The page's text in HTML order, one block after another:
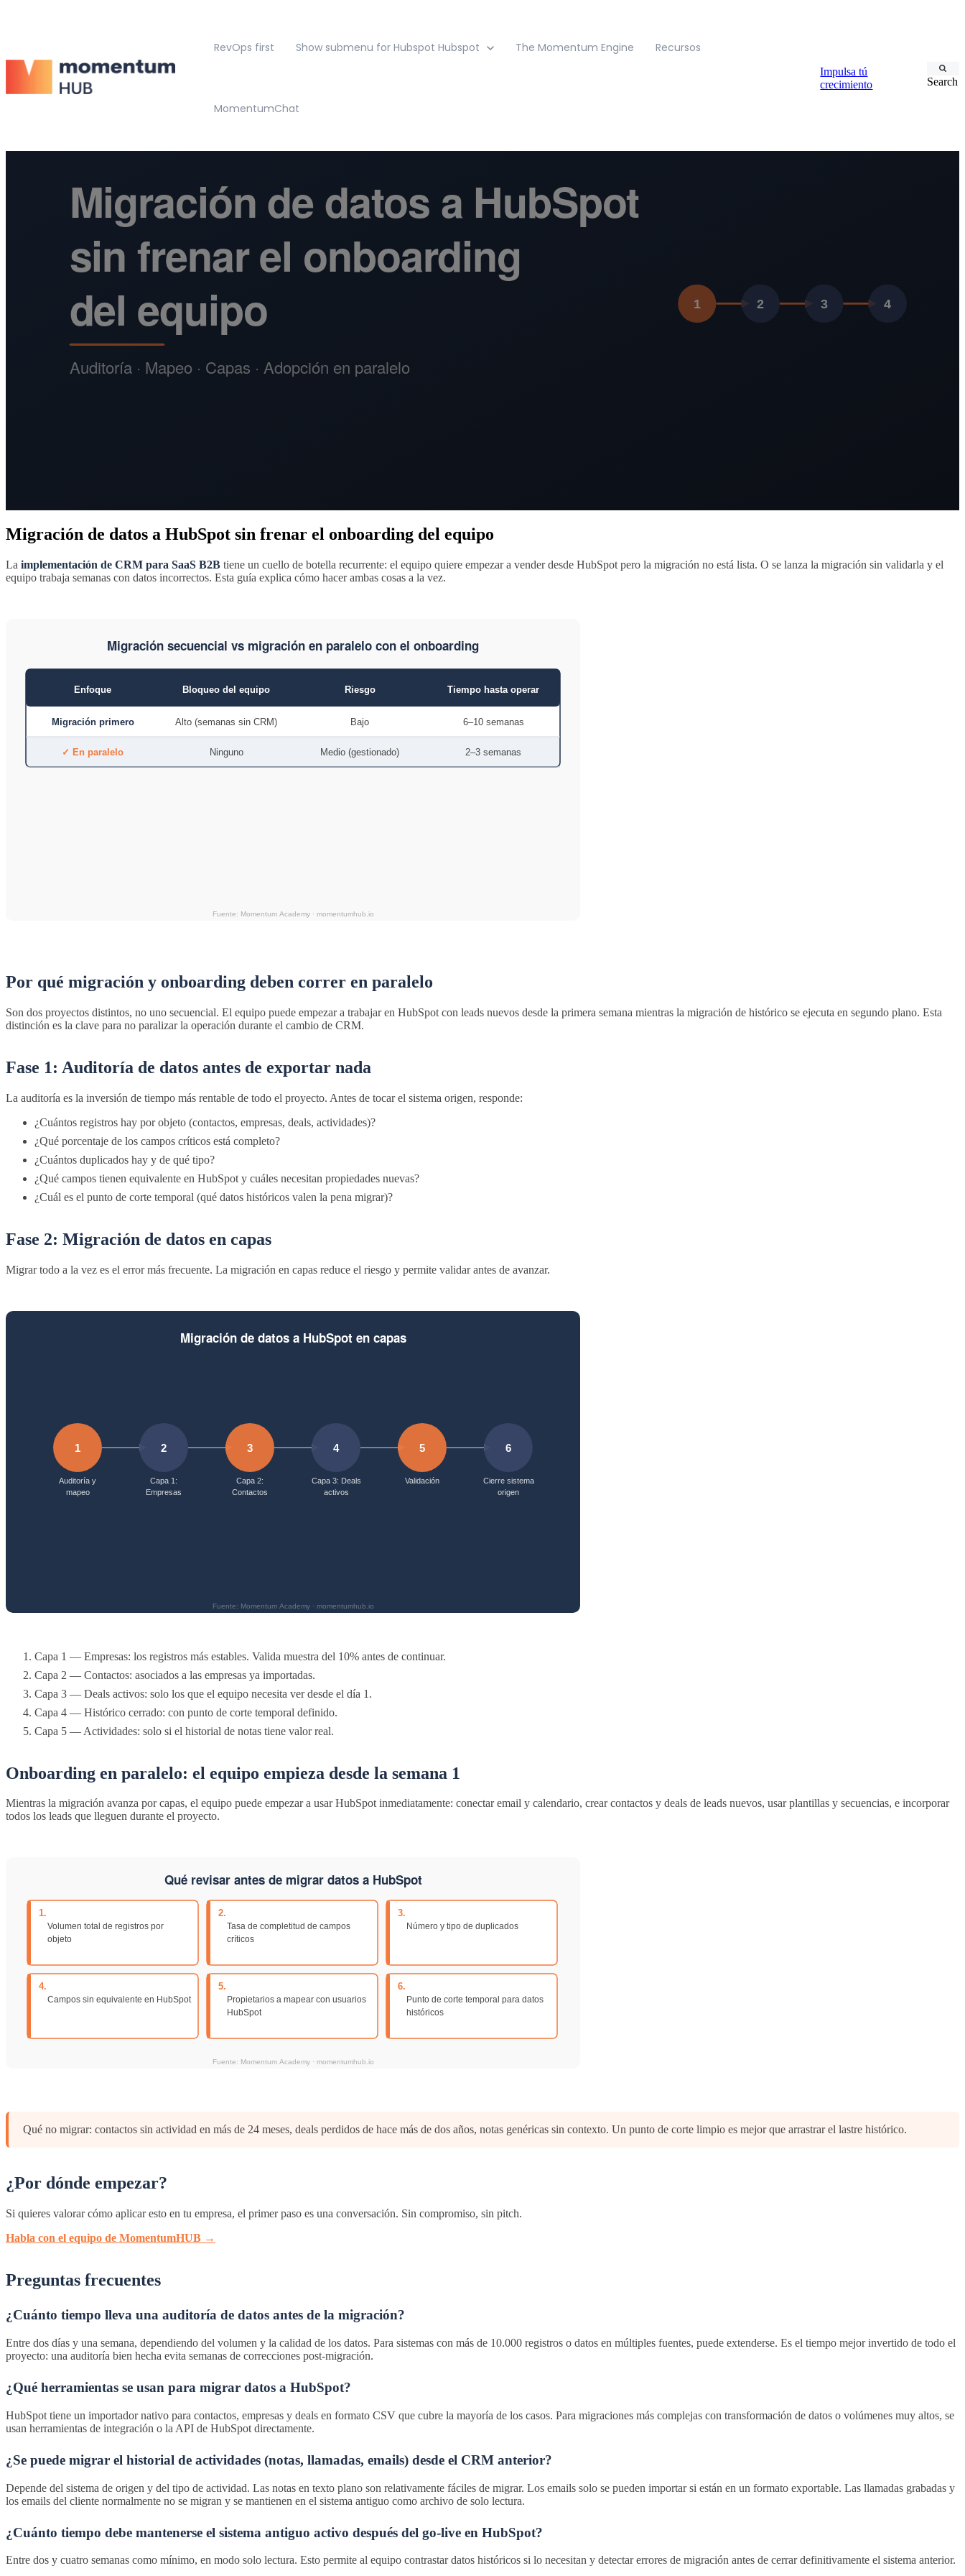
RevOps first Show submenu for Hubspot Hubspot The Momentum Engine Recursos
MomentumChat
Impulsa tú
crecimiento
Search
Migración de datos a HubSpot sin frenar el onboarding del equipo
La implementación de CRM para SaaS B2B tiene un cuello de botella recurrente: el equipo quiere empezar a vender desde HubSpot pero la migración no está lista. O se lanza la migración sin validarla y el
equipo trabaja semanas con datos incorrectos. Esta guía explica cómo hacer ambas cosas a la vez.
Por qué migración y onboarding deben correr en paralelo
Son dos proyectos distintos, no uno secuencial. El equipo puede empezar a trabajar en HubSpot con leads nuevos desde la primera semana mientras la migración de histórico se ejecuta en segundo plano. Esta
distinción es la clave para no paralizar la operación durante el cambio de CRM.
Fase 1: Auditoría de datos antes de exportar nada
La auditoría es la inversión de tiempo más rentable de todo el proyecto. Antes de tocar el sistema origen, responde:
¿Cuántos registros hay por objeto (contactos, empresas, deals, actividades)?
¿Qué porcentaje de los campos críticos está completo?
¿Cuántos duplicados hay y de qué tipo?
¿Qué campos tienen equivalente en HubSpot y cuáles necesitan propiedades nuevas?
¿Cuál es el punto de corte temporal (qué datos históricos valen la pena migrar)?
Fase 2: Migración de datos en capas
Migrar todo a la vez es el error más frecuente. La migración en capas reduce el riesgo y permite validar antes de avanzar.
Capa 1 — Empresas: los registros más estables. Valida muestra del 10% antes de continuar.
Capa 2 — Contactos: asociados a las empresas ya importadas.
Capa 3 — Deals activos: solo los que el equipo necesita ver desde el día 1.
Capa 4 — Histórico cerrado: con punto de corte temporal definido.
Capa 5 — Actividades: solo si el historial de notas tiene valor real.
Onboarding en paralelo: el equipo empieza desde la semana 1
Mientras la migración avanza por capas, el equipo puede empezar a usar HubSpot inmediatamente: conectar email y calendario, crear contactos y deals de leads nuevos, usar plantillas y secuencias, e incorporar
todos los leads que lleguen durante el proyecto.
Qué no migrar: contactos sin actividad en más de 24 meses, deals perdidos de hace más de dos años, notas genéricas sin contexto. Un punto de corte limpio es mejor que arrastrar el lastre histórico.
¿Por dónde empezar?
Si quieres valorar cómo aplicar esto en tu empresa, el primer paso es una conversación. Sin compromiso, sin pitch.
Habla con el equipo de MomentumHUB →
Preguntas frecuentes
¿Cuánto tiempo lleva una auditoría de datos antes de la migración?
Entre dos días y una semana, dependiendo del volumen y la calidad de los datos. Para sistemas con más de 10.000 registros o datos en múltiples fuentes, puede extenderse. Es el tiempo mejor invertido de todo el
proyecto: una auditoría bien hecha evita semanas de correcciones post-migración.
¿Qué herramientas se usan para migrar datos a HubSpot?
HubSpot tiene un importador nativo para contactos, empresas y deals en formato CSV que cubre la mayoría de los casos. Para migraciones más complejas con transformación de datos o volúmenes muy altos, se
usan herramientas de integración o la API de HubSpot directamente.
¿Se puede migrar el historial de actividades (notas, llamadas, emails) desde el CRM anterior?
Depende del sistema de origen y del tipo de actividad. Las notas en texto plano son relativamente fáciles de migrar. Los emails solo se pueden importar si están en un formato exportable. Las llamadas grabadas y
los emails del cliente normalmente no se migran y se mantienen en el sistema antiguo como archivo de solo lectura.
¿Cuánto tiempo debe mantenerse el sistema antiguo activo después del go-live en HubSpot?
Entre dos y cuatro semanas como mínimo, en modo solo lectura. Esto permite al equipo contrastar datos históricos si lo necesitan y detectar errores de migración antes de cerrar definitivamente el sistema anterior.